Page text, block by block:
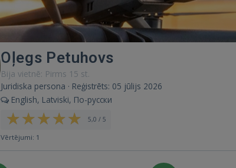
Oļegs Petuhovs
Bija vietnē: Pirms 15 st.
Juridiska persona · Reģistrēts: 05 jūlijs 2026
English, Latviski, По-русски
5,0 / 5
Vērtējumi: 1